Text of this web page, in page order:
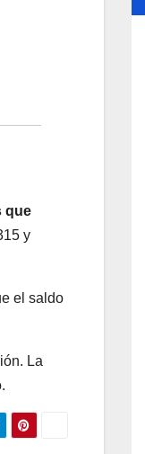
que
y
el saldo
La